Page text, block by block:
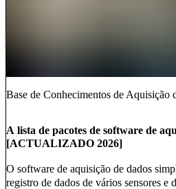
Base de Conhecimentos de Aquisição
A lista de pacotes de software de
[ACTUALIZADO 2026]
O software de aquisição de dados
registro de dados de vários sensores